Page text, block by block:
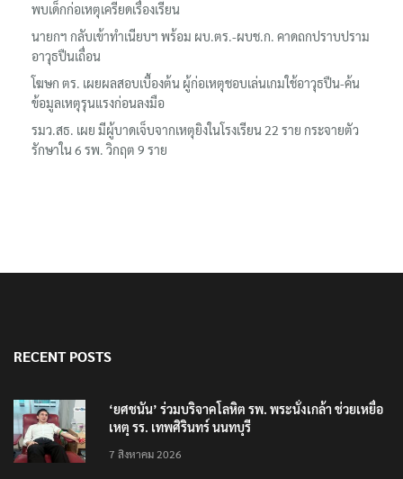
พบเด็กก่อเหตุเครียดเรื่องเรียน
นายกฯ กลับเข้าทำเนียบฯ พร้อม ผบ.ตร.-ผบช.ก. คาดถกปราบปราม
อาวุธปืนเถื่อน
โฆษก ตร. เผยผลสอบเบื้องต้น ผู้ก่อเหตุชอบเล่นเกมใช้อาวุธปืน-ค้น
ข้อมูลเหตุรุนแรงก่อนลงมือ
รมว.สธ. เผย มีผู้บาดเจ็บจากเหตุยิงในโรงเรียน 22 ราย กระจายตัว
รักษาใน 6 รพ. วิกฤต 9 ราย
RECENT POSTS
‘ยศชนัน’ ร่วมบริจาคโลหิต รพ. พระนั่งเกล้า ช่วยเหยื่อ
เหตุ รร. เทพศิรินทร์ นนทบุรี
7 สิงหาคม 2026